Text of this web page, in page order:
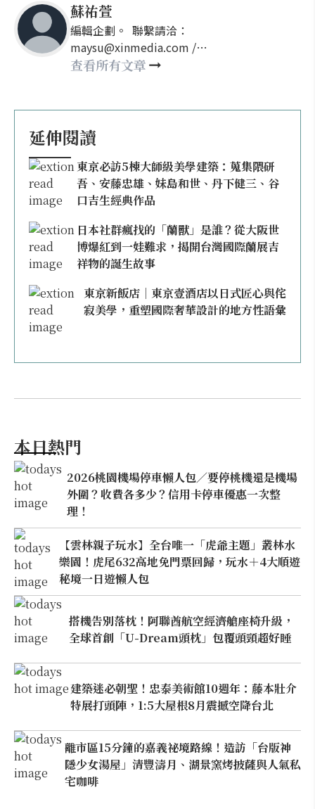
蘇祐萱
編輯企劃。 聯繫請洽：
maysu@xinmedia.com /
may860527@gmail.com
查看所有文章
延伸閱讀
東京必訪5棟大師級美學建築：蒐集隈研
吾、安藤忠雄、妹島和世、丹下健三、谷
口吉生經典作品
日本社群瘋找的「蘭獸」是誰？從大阪世
博爆紅到一娃難求，揭開台灣國際蘭展吉
祥物的誕生故事
東京新飯店｜東京壹酒店以日式匠心與侘
寂美學，重塑國際奢華設計的地方性語彙
本日熱門
2026桃園機場停車懶人包／要停桃機還是機場
外圍？收費各多少？信用卡停車優惠一次整
理！
【雲林親子玩水】全台唯一「虎爺主題」叢林水
樂園！虎尾632高地免門票回歸，玩水＋4大順遊
秘境一日遊懶人包
搭機告別落枕！阿聯酋航空經濟艙座椅升級，
全球首創「U-Dream頭枕」包覆頭頸超好睡
建築迷必朝聖！忠泰美術館10週年：藤本壯介
特展打頭陣，1:5大屋根8月震撼空降台北
離市區15分鐘的嘉義祕境路線！造訪「台版神
隱少女湯屋」清豐濤月、湖景窯烤披薩與人氣私
宅咖啡